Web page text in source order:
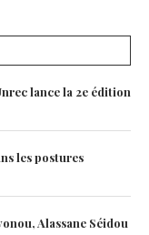
lance la 2e édition
les postures
Alassane Séidou